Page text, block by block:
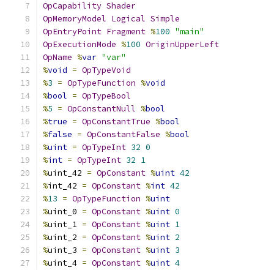
OpCapability Shader
OpMemoryModel Logical Simple
OpEntryPoint Fragment %100 "main"
OpExecutionMode %100 OriginUpperLeft
OpName %var "var"
%void = OpTypeVoid
%3 = OpTypeFunction %void
%bool = OpTypeBool
%5 = OpConstantNull %bool
%true = OpConstantTrue %bool
%false = OpConstantFalse %bool
%uint = OpTypeInt 32 0
%int = OpTypeInt 32 1
%uint_42 = OpConstant %uint 42
%int_42 = OpConstant %int 42
%13 = OpTypeFunction %uint
%uint_0 = OpConstant %uint 0
%uint_1 = OpConstant %uint 1
%uint_2 = OpConstant %uint 2
%uint_3 = OpConstant %uint 3
%uint_4 = OpConstant %uint 4